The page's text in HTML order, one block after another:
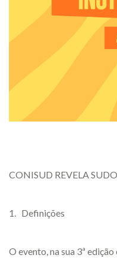
CONISUD REVELA
1. Definições
O evento, na sua 3ª